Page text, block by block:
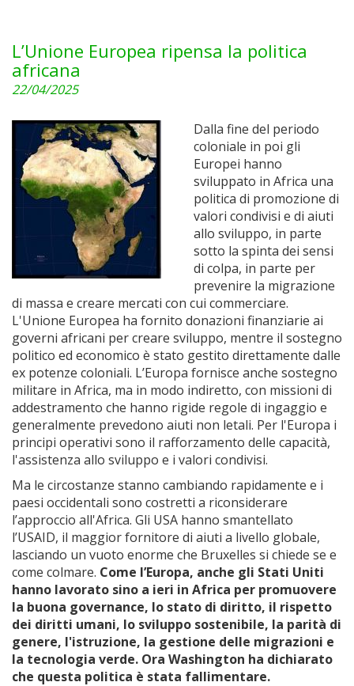
L’Unione Europea ripensa la politica
africana
22/04/2025
Dalla fine del periodo
coloniale in poi gli
Europei hanno
sviluppato in Africa una
politica di promozione di
valori condivisi e di aiuti
allo sviluppo, in parte
sotto la spinta dei sensi
di colpa, in parte per
prevenire la migrazione
di massa e creare mercati con cui commerciare.
L'Unione Europea ha fornito donazioni finanziarie ai
governi africani per creare sviluppo, mentre il sostegno
politico ed economico è stato gestito direttamente dalle
ex potenze coloniali. L’Europa fornisce anche sostegno
militare in Africa, ma in modo indiretto, con missioni di
addestramento che hanno rigide regole di ingaggio e
generalmente prevedono aiuti non letali. Per l'Europa i
principi operativi sono il rafforzamento delle capacità,
l'assistenza allo sviluppo e i valori condivisi.
Ma le circostanze stanno cambiando rapidamente e i
paesi occidentali sono costretti a riconsiderare
l’approccio all'Africa. Gli USA hanno smantellato
l’USAID, il maggior fornitore di aiuti a livello globale,
lasciando un vuoto enorme che Bruxelles si chiede se e
come colmare. Come l’Europa, anche gli Stati Uniti
hanno lavorato sino a ieri in Africa per promuovere
la buona governance, lo stato di diritto, il rispetto
dei diritti umani, lo sviluppo sostenibile, la parità di
genere, l'istruzione, la gestione delle migrazioni e
la tecnologia verde. Ora Washington ha dichiarato
che questa politica è stata fallimentare.